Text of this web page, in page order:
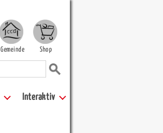
Gemeinde Shop
Interaktiv